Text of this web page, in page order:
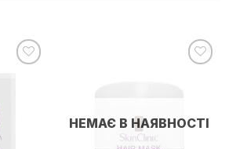
НЕМАЄ В НАЯВНОСТІ